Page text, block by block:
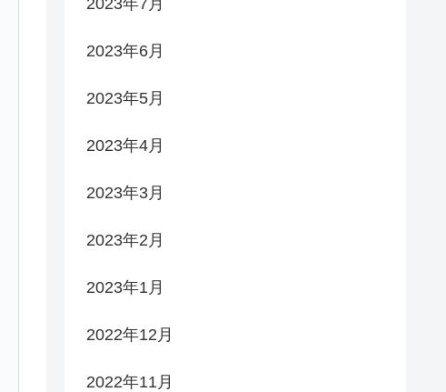
2023年6月
2023年5月
2023年4月
2023年3月
2023年2月
2023年1月
2022年12月
2022年11月